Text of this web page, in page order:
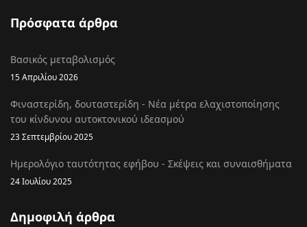
Πρόσφατα άρθρα
Βασικός μεταβολισμός
15 Απριλίου 2026
Φιναστερίδη, δουταστερίδη - Νέα μέτρα ελαχιστοποίησης
του κίνδυνου αυτοκτονικού ιδεασμού
23 Σεπτεμβρίου 2025
Ημερολόγιο ταυτότητας εφήβου - Σκέψεις και συναισθήματα
24 Ιουλίου 2025
Δημοφιλή άρθρα